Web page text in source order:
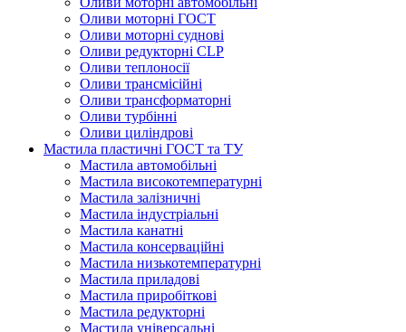
Оливи моторні ГОСТ
Оливи моторні суднові
Оливи редукторні CLP
Оливи теплоносії
Оливи трансмісійні
Оливи трансформаторні
Оливи турбінні
Оливи циліндрові
Мастила пластичні ГОСТ та ТУ
Мастила автомобільні
Мастила високотемпературні
Мастила залізничні
Мастила індустріальні
Мастила канатні
Мастила консерваційні
Мастила низькотемпературні
Мастила приладові
Мастила приробіткові
Мастила редукторні
Мастила універсальні